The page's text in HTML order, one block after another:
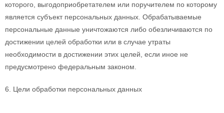
которого, выгодоприобретателем или поручителем по которому
является субъект персональных данных. Обрабатываемые
персональные данные уничтожаются либо обезличиваются по
достижении целей обработки или в случае утраты
необходимости в достижении этих целей, если иное не
предусмотрено федеральным законом.
6. Цели обработки персональных данных